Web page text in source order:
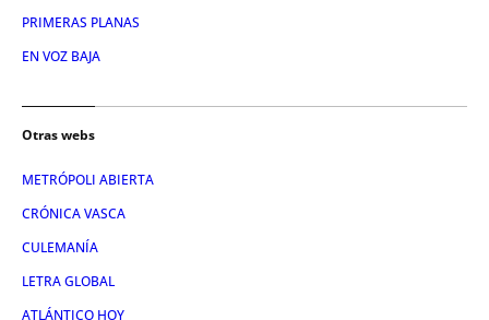
PRIMERAS PLANAS
EN VOZ BAJA
Otras webs
METRÓPOLI ABIERTA
CRÓNICA VASCA
CULEMANÍA
LETRA GLOBAL
ATLÁNTICO HOY